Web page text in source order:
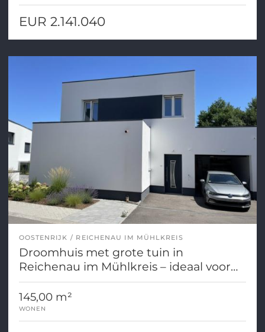
EUR 2.141.040
OOSTENRIJK REICHENAU IM MÜHLKREIS
Droomhuis met grote tuin in
Reichenau im Mühlkreis – ideaal voor
jonge gezinnen
145,00 m²
WONEN